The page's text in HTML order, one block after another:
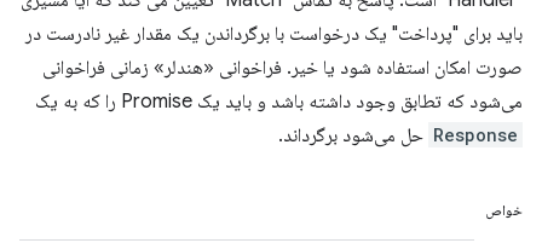
باید برای "پرداخت" یک درخواست با برگرداندن یک مقدار غیر نادرست در
صورت امکان استفاده شود یا خیر. فراخوانی «هندلر» زمانی فراخوانی
می‌شود که تطابق وجود داشته باشد و باید یک Promise را که به یک
Response حل می‌شود برگرداند.
خواص